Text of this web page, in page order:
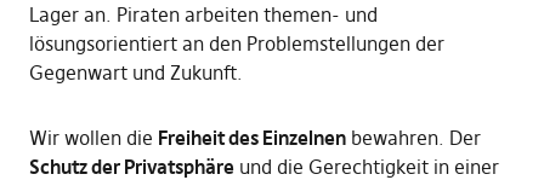
Lager an. Piraten arbeiten themen- und
lösungsorientiert an den Problemstellungen der
Gegenwart und Zukunft.
Wir wollen die Freiheit des Einzelnenbewahren. Der
Schutz der Privatsphäreund die Gerechtigkeit in einer